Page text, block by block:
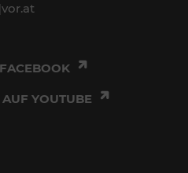
YOUTUBE